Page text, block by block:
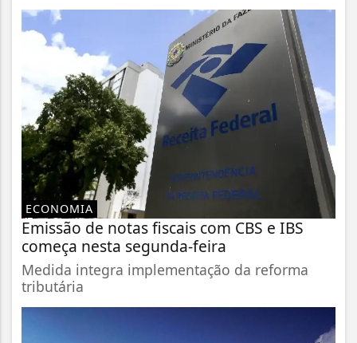
ECONOMIA
Emissão de notas fiscais com CBS e IBS
começa nesta segunda-feira
Medida integra implementação da reforma
tributária